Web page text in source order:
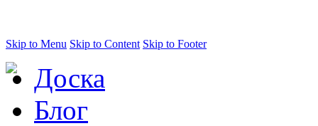
Skip to Menu Skip to Content Skip to Footer
Доска
Блог